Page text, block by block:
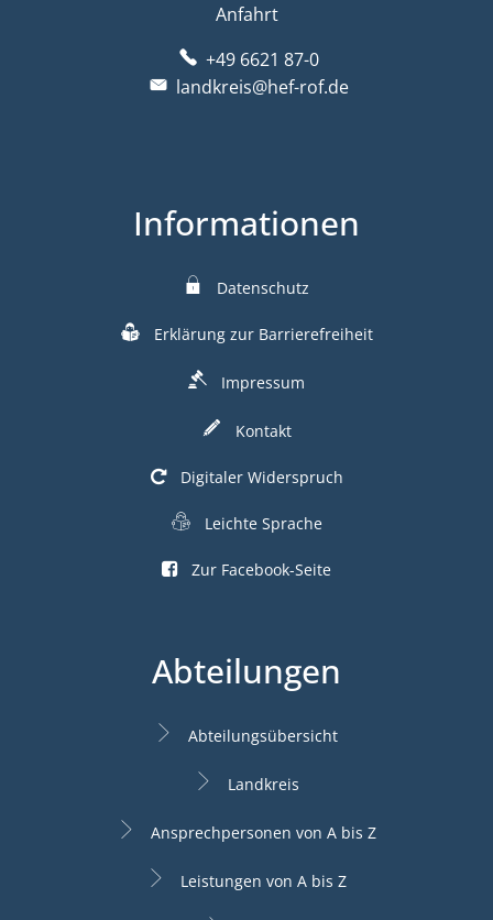
Anfahrt
+49 6621 87-0
landkreis@hef-rof.de
Informationen
Datenschutz
Erklärung zur Barrierefreiheit
Impressum
Kontakt
Digitaler Widerspruch
Leichte Sprache
Zur Facebook-Seite
Abteilungen
Abteilungsübersicht
Landkreis
Ansprechpersonen von A bis Z
Leistungen von A bis Z